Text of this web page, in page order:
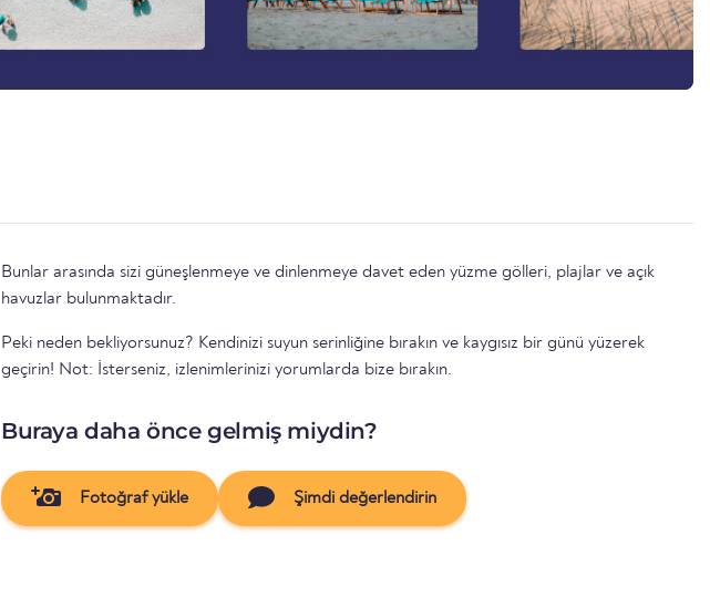
Bunlar arasında sizi güneşlenmeye ve dinlenmeye davet eden yüzme gölleri, plajlar ve açık
havuzlar bulunmaktadır.
Peki neden bekliyorsunuz? Kendinizi suyun serinliğine bırakın ve kaygısız bir günü yüzerek
geçirin! Not: İsterseniz, izlenimlerinizi yorumlarda bize bırakın.
Buraya daha önce gelmiş miydin?
Fotoğraf yükle Şimdi değerlendirin